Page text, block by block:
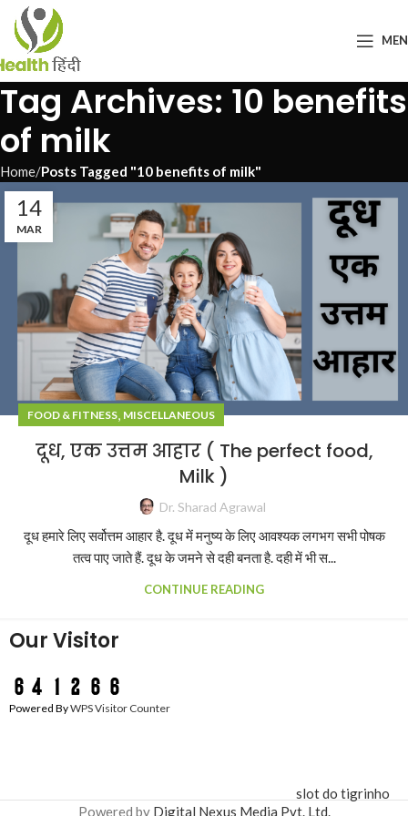
Tag Archives: 10 benefits
of milk
Home Posts Tagged "10 benefits of milk"
14
MAR
FOOD & FITNESS, MISCELLANEOUS
दूध, एक उत्तम आहार ( The perfect food,
Milk )
Dr. Sharad Agrawal
दूध हमारे लिए सर्वोत्तम आहार है. दूध में मनुष्य के लिए आवश्यक लगभग सभी पोषक
तत्व पाए जाते हैं. दूध के जमने से दही बनता है. दही में भी स...
CONTINUE READING
Our Visitor
Powered ByWPS Visitor Counter
Powered by Digital Nexus Media Pvt. Ltd.
slot do tigrinho